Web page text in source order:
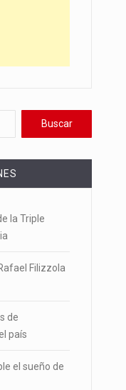
la Triple
Filizzola
de
país
el sueño de